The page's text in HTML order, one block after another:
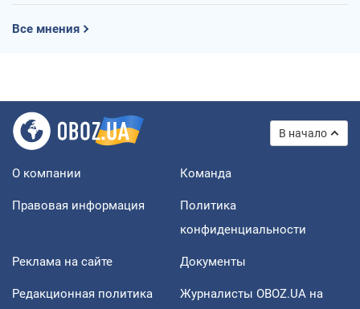
Все мнения
В начало
О компании Команда
Правовая информация
Политика
конфиденциальности
Реклама на сайте Документы
Редакционная политика
Журналисты OBOZ.UA на